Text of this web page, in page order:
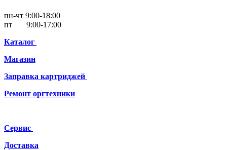
пн-чт 9:00-18:00
пт 9:00-17:00
Каталог
Магазин
Заправка картриджей
Ремонт оргтехники
Сервис
Доставка